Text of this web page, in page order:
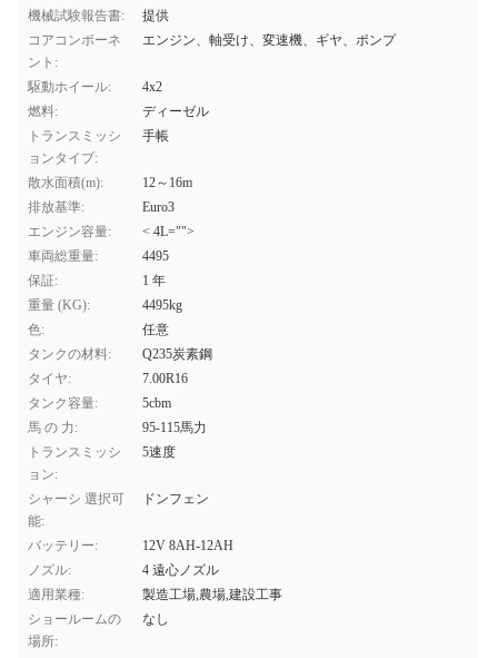
機械試験報告書:
提供
コアコンポーネ
ント:
エンジン、軸受け、変速機、ギヤ、ポンプ
駆動ホイール:
4x2
燃料:
ディーゼル
トランスミッシ
ョンタイプ:
手帳
散水面積(m):
12～16m
排放基準:
Euro3
エンジン容量:
< 4L="">
車両総重量:
4495
保証:
1 年
重量 (KG):
4495kg
色:
任意
タンクの材料:
Q235炭素鋼
タイヤ:
7.00R16
タンク容量:
5cbm
馬 の 力:
95-115馬力
トランスミッシ
ョン:
5速度
シャーシ 選択可
能:
ドンフェン
バッテリー:
12V 8AH-12AH
ノズル:
4 遠心ノズル
適用業種:
製造工場,農場,建設工事
ショールームの
場所:
なし